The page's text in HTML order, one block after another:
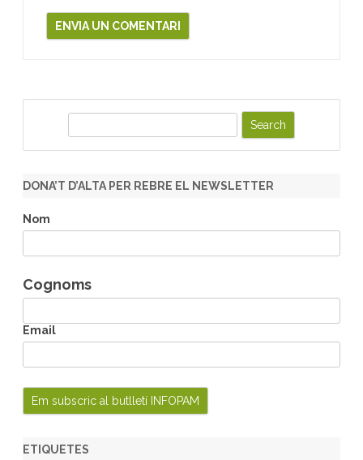
r
h
DONA’T D’ALTA PER REBRE EL NEWSLETTER
Nom
Cognoms
Email
ETIQUETES